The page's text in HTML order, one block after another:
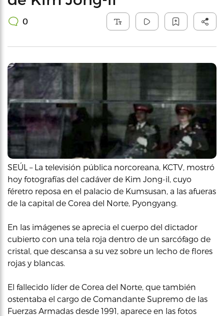
0
SEÚL – La televisión pública norcoreana, KCTV, mostró
hoy fotografías del cadáver de Kim Jong-il, cuyo
féretro reposa en el palacio de Kumsusan, a las afueras
de la capital de Corea del Norte, Pyongyang.
En las imágenes se aprecia el cuerpo del dictador
cubierto con una tela roja dentro de un sarcófago de
cristal, que descansa a su vez sobre un lecho de flores
rojas y blancas.
El fallecido líder de Corea del Norte, que también
ostentaba el cargo de Comandante Supremo de las
Fuerzas Armadas desde 1991, aparece en las fotos